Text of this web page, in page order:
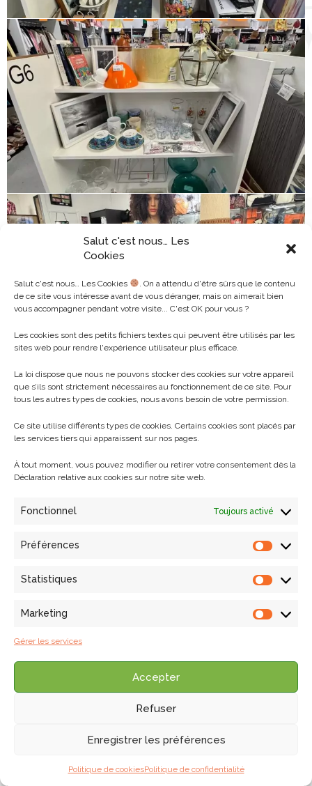
Salut c'est nous… Les
Cookies
Salut c'est nous… Les Cookies
. On a attendu d'être sûrs que le contenu
de ce site vous intéresse avant de vous déranger, mais on aimerait bien
vous accompagner pendant votre visite... C'est OK pour vous ?
Les cookies sont des petits fichiers textes qui peuvent être utilisés par les
sites web pour rendre l'expérience utilisateur plus efficace.
La loi dispose que nous ne pouvons stocker des cookies sur votre appareil
que s’ils sont strictement nécessaires au fonctionnement de ce site. Pour
tous les autres types de cookies, nous avons besoin de votre permission.
Ce site utilise différents types de cookies. Certains cookies sont placés par
les services tiers qui apparaissent sur nos pages.
À tout moment, vous pouvez modifier ou retirer votre consentement dès la
Déclaration relative aux cookies sur notre site web.
Fonctionnel Toujours activé
Préférences
Statistiques
Marketing
Gérer les services
Accepter
Refuser
Enregistrer les préférences
Politique de cookiesPolitique de confidentialité